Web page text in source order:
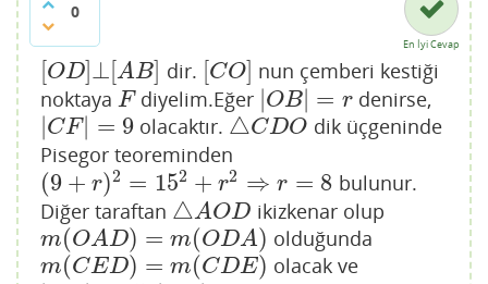
0
En İyi Cevap
OD ⊥ AB
OD]⊥[AB] dir. CO]
CO]
nun çemberi kestiği
noktaya F
F diyelim.Eğer |OB| = r
|OB| =r denirse,
CF| = 9
|CF| 9 olacaktır. △CDO
△CDO
dik üçgeninde
Pisegor teoreminden
(9 + r)2 = 152 + r2 ⇒ r = 8
(9+ r)2 =15 2+ 2⇒r =8
bulunur.
Diğer taraftan △AOD
△AOD ikizkenar olup
m(OAD) = m(ODA)
m(OAD)=m ODA) olduğunda
m(CED) = m(CDE)
m(CED)=m CD E) olacak ve